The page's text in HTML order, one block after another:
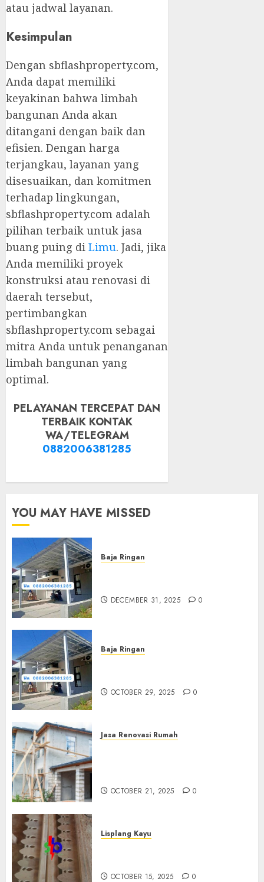
atau jadwal layanan.
Kesimpulan
Dengan sbflashproperty.com,
Anda dapat memiliki
keyakinan bahwa limbah
bangunan Anda akan
ditangani dengan baik dan
efisien. Dengan harga
terjangkau, layanan yang
disesuaikan, dan komitmen
terhadap lingkungan,
sbflashproperty.com adalah
pilihan terbaik untuk jasa
buang puing di Limu. Jadi, jika
Anda memiliki proyek
konstruksi atau renovasi di
daerah tersebut,
pertimbangkan
sbflashproperty.com sebagai
mitra Anda untuk penanganan
limbah bangunan yang
optimal.
PELAYANAN TERCEPAT DAN
TERBAIK KONTAK
WA/TELEGRAM
0882006381285
YOU MAY HAVE MISSED
Baja Ringan
DECEMBER 31, 2025 0
Baja Ringan
OCTOBER 29, 2025 0
Jasa Renovasi Rumah
OCTOBER 21, 2025 0
Lisplang Kayu
OCTOBER 15, 2025 0